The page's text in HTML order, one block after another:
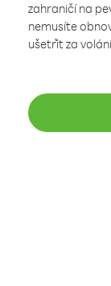
zahraničí na
nemusíte
ušetřit za